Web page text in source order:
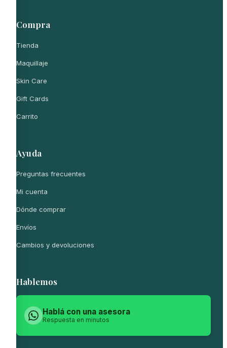
Compra
Tienda
Maquillaje
Skin Care
Gift Cards
Carrito
Ayuda
Preguntas frecuentes
Mi cuenta
Dónde comprar
Envíos
Cambios y devoluciones
Hablemos
Hablá con una asesora
Respuesta en minutos